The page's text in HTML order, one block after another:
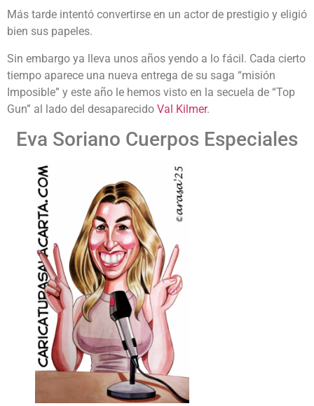
Más tarde intentó convertirse en un actor de prestigio y eligió
bien sus papeles.
Sin embargo ya lleva unos años yendo a lo fácil. Cada cierto
tiempo aparece una nueva entrega de su saga “misión
Imposible” y este año le hemos visto en la secuela de “Top
Gun” al lado del desaparecido Val Kilmer.
Eva Soriano Cuerpos Especiales